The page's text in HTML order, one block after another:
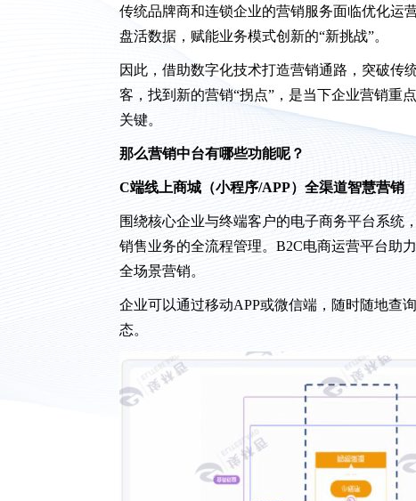
传统品牌商和连锁企业的营销服务面临优化运
盘活数据，赋能业务模式创新的“新挑战”。
因此，借助数字化技术打造营销通路，突破传
客，找到新的营销“拐点”，是当下企业营销重
关键。
那么营销中台有哪些功能呢？
C端线上商城（小程序/APP）全渠道智慧营销
围绕核心企业与终端客户的电子商务平台系统
销售业务的全流程管理。B2C电商运营平台助
全场景营销。
企业可以通过移动APP或微信端，随时随地查
态。